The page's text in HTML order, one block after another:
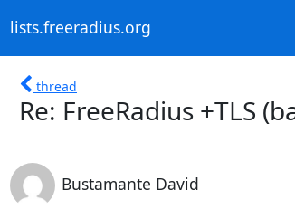
lists.freeradius.org
thread
Re: FreeRadius +TLS
Bustamante David